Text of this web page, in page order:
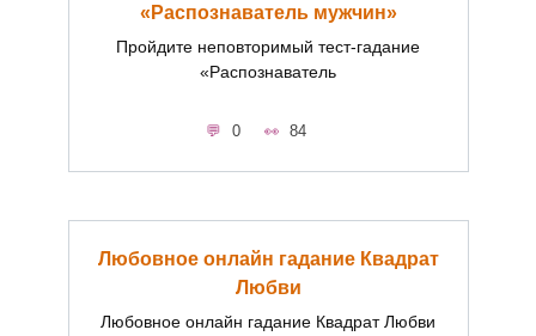
«Распознаватель мужчин»
Пройдите неповторимый тест-гадание
«Распознаватель
0 84
Любовное онлайн гадание Квадрат
Любви
Любовное онлайн гадание Квадрат Любви